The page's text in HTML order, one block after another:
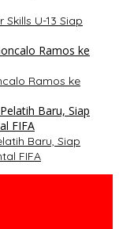
U-13 Siap
Ramos ke
Baru, Siap
FIFA